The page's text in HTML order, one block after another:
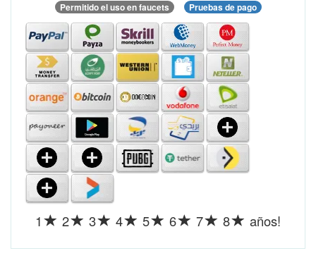
Permitido el uso en faucets
Pruebas de pago
1 2 3 4 5 6 7 8 años!